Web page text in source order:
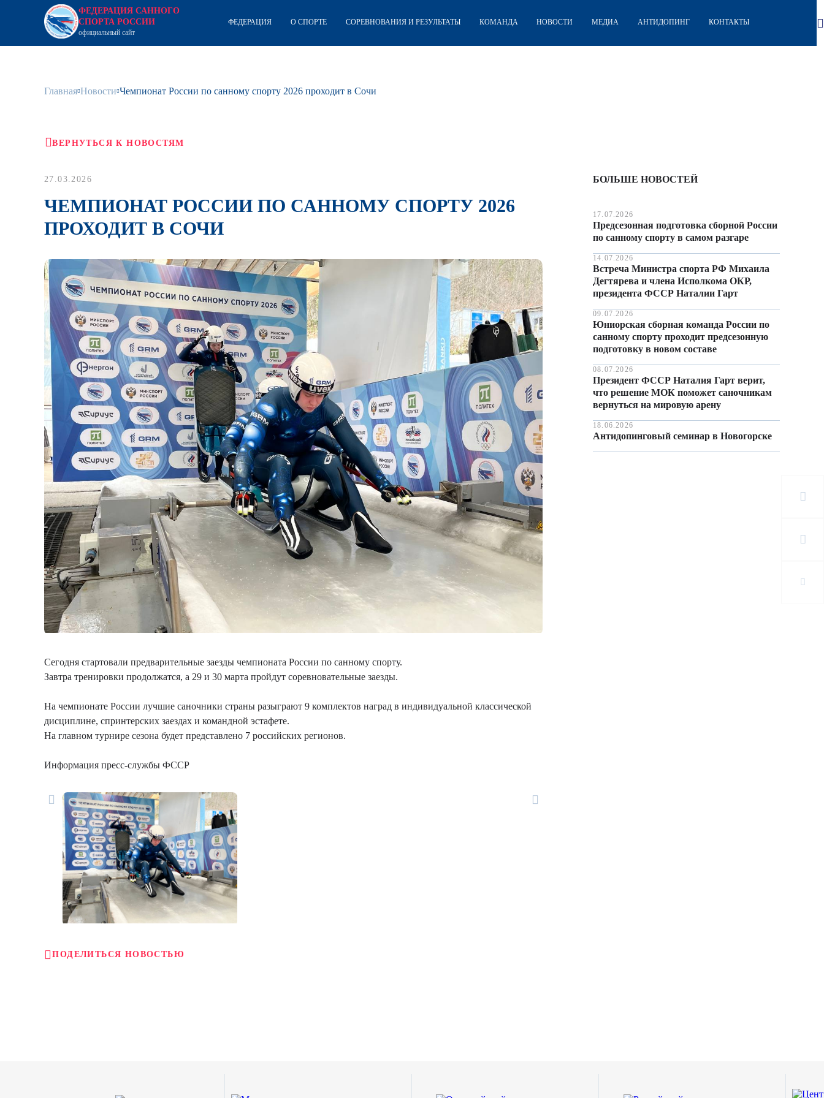
ФЕДЕРАЦИЯ САННОГО
СПОРТА РОССИИ
официальный сайт
ФЕДЕРАЦИЯ О СПОРТЕ СОРЕВНОВАНИЯ И РЕЗУЛЬТАТЫ КОМАНДА НОВОСТИ МЕДИА АНТИДОПИНГ КОНТАКТЫ
Главная Новости Чемпионат России по санному спорту 2026 проходит в Сочи
ВЕРНУТЬСЯ К НОВОСТЯМ
27.03.2026
ЧЕМПИОНАТ РОССИИ ПО САННОМУ СПОРТУ 2026
ПРОХОДИТ В СОЧИ
Сегодня стартовали предварительные заезды чемпионата России по санному спорту.
Завтра тренировки продолжатся, а 29 и 30 марта пройдут соревновательные заезды.
На чемпионате России лучшие саночники страны разыграют 9 комплектов наград в индивидуальной классической
дисциплине, спринтерских заездах и командной эстафете.
На главном турнире сезона будет представлено 7 российских регионов.
Информация пресс-службы ФССР
ПОДЕЛИТЬСЯ НОВОСТЬЮ
БОЛЬШЕ НОВОСТЕЙ
17.07.2026
Предсезонная подготовка сборной России
по санному спорту в самом разгаре
14.07.2026
Встреча Министра спорта РФ Михаила
Дегтярева и члена Исполкома ОКР,
президента ФССР Наталии Гарт
09.07.2026
Юниорская сборная команда России по
санному спорту проходит предсезонную
подготовку в новом составе
08.07.2026
Президент ФССР Наталия Гарт верит,
что решение МОК поможет саночникам
вернуться на мировую арену
18.06.2026
Антидопинговый семинар в Новогорске